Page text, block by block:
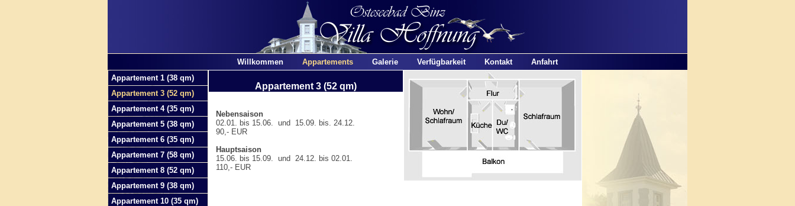
Willkommen Appartements Galerie Verfügbarkeit Kontakt
Anfahrt
Appartement 1 (38 qm)
Appartement 3 (52 qm)
Appartement 4 (35 qm)
Appartement 5 (38 qm)
Appartement 6 (35 qm)
Appartement 7 (58 qm)
Appartement 8 (52 qm)
Appartement 9 (38 qm)
Appartement 10 (35 qm)
Appartement 3 (52 qm)
Nebensaison
02.01. bis 15.06. und 15.09. bis. 24.12.
90,- EUR
Hauptsaison
15.06. bis 15.09. und 24.12. bis 02.01.
110,- EUR